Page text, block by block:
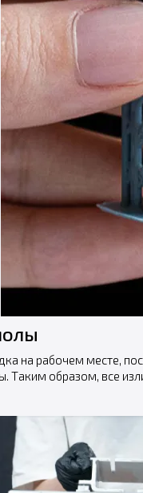
на рабочем месте,
Таким образом, все